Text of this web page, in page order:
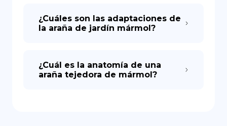
¿Cuáles son las adaptaciones de
la araña de jardín mármol?
¿Cuál es la anatomía de una
araña tejedora de mármol?